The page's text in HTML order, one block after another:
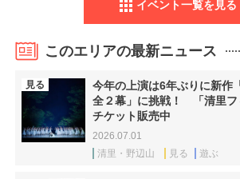
イベント一覧を見る
このエリアの最新ニュース
見る
今年の上演は6年ぶりに新作
全２幕」に挑戦！ 「清里フ
チケット販売中
2026.07.01
清里・野辺山
見る 遊ぶ